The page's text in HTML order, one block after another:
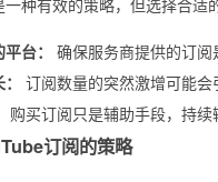
台：
确保服务商提供的订阅
订阅数量的突然激增可能会
购买订阅只是辅助手段，持续
订阅的策略